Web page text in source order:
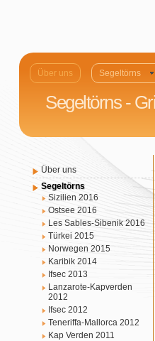
Über uns Segeltörns
Segeltörns -
Über uns
Segeltörns
Sizilien 2016
Ostsee 2016
Les Sables-Sibenik 2016
Türkei 2015
Norwegen 2015
Karibik 2014
Ifsec 2013
Lanzarote-Kapverden
2012
Ifsec 2012
Teneriffa-Mallorca 2012
Kap Verden 2011